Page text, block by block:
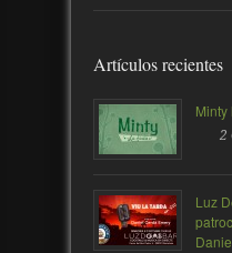
Artículos recientes
Minty
2
Luz